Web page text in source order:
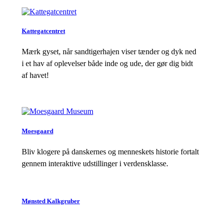
Kattegatcentret
Mærk gyset, når sandtigerhajen viser tænder og dyk ned
i et hav af oplevelser både inde og ude, der gør dig bidt
af havet!
Moesgaard
Bliv klogere på danskernes og menneskets historie fortalt
gennem interaktive udstillinger i verdensklasse.
Mønsted Kalkgruber